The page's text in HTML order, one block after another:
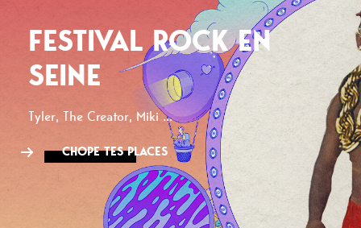
FESTIVAL ROCK EN
SEINE
Tyler, The Creator, Miki ...
CHOPE TES PLACES